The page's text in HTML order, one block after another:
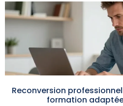
Reconversion
formation